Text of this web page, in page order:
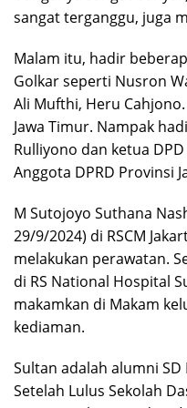
sangat terganggu, juga
Malam itu, hadir
Golkar seperti Nusron
Ali Mufthi, Heru
Jawa Timur. Nampak
Rulliyono dan ketua
Anggota DPRD Provinsi
M Sutojoyo Suthana
29/9/2024) di RSCM
melakukan perawatan.
di RS National Hospital
makamkan di Makam
kediaman.
Sultan adalah alumni SD
Setelah Lulus Sekolah